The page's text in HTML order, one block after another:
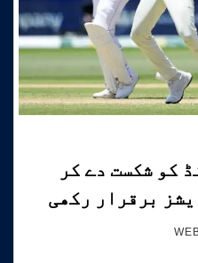
کو شکست دے کر
برقرار رکھی